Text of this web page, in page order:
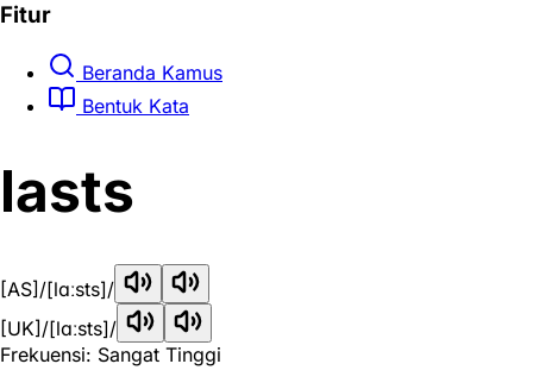
Fitur
Beranda Kamus
Bentuk Kata
lasts
[AS] /[lɑːsts]/
[UK] /[lɑːsts]/
Frekuensi: Sangat Tinggi